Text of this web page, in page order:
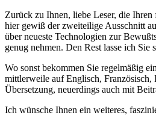
Zurück zu Ihnen, liebe Leser, die
hier gewiß der zweiteilige Ausschnitt
über neueste Technologien zur
genug nehmen. Den Rest lasse ich
Wo sonst bekommen Sie regelmäßig
mittlerweile auf Englisch, Französisch,
Übersetzung, neuerdings auch mit
Ich wünsche Ihnen ein weiteres,